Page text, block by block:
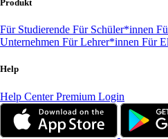
Produkt
Für Studierende Für Schüler*innen
Unternehmen Für Lehrer*innen Für
Help
Help CenterPremium Login